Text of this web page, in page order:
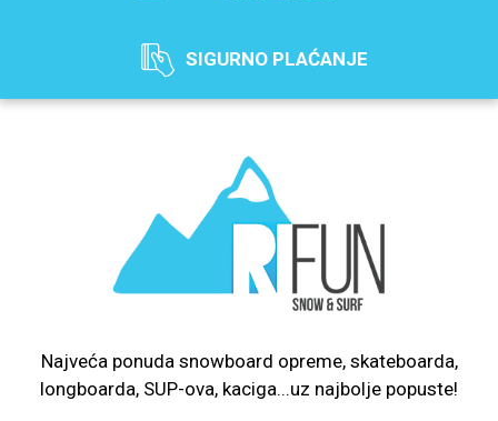
SIGURNO PLAĆANJE
Najveća ponuda snowboard opreme, skateboarda,
longboarda, SUP-ova, kaciga...uz najbolje popuste!